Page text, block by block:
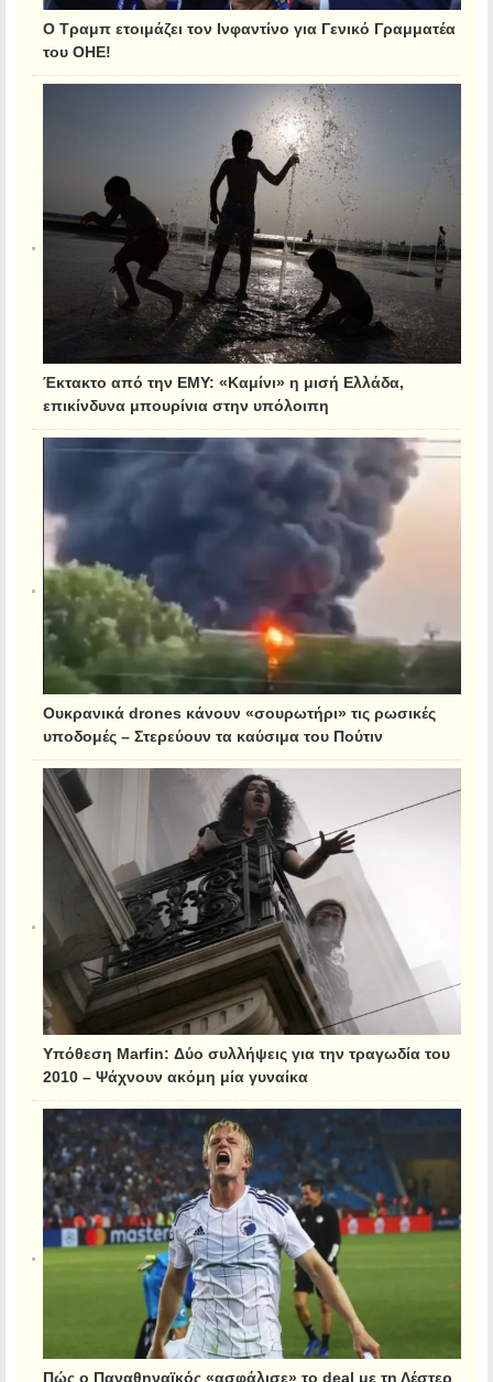
Ο Τραμπ ετοιμάζει τον Ινφαντίνο για Γενικό Γραμματέα
του ΟΗΕ!
Έκτακτο από την ΕΜΥ: «Καμίνι» η μισή Ελλάδα,
επικίνδυνα μπουρίνια στην υπόλοιπη
Ουκρανικά drones κάνουν «σουρωτήρι» τις ρωσικές
υποδομές – Στερεύουν τα καύσιμα του Πούτιν
Υπόθεση Marfin: Δύο συλλήψεις για την τραγωδία του
2010 – Ψάχνουν ακόμη μία γυναίκα
Πώς ο Παναθηναϊκός «ασφάλισε» το deal με τη Λέστερ